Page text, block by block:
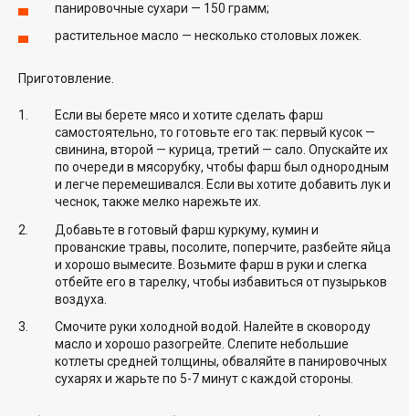
панировочные сухари — 150 грамм;
растительное масло — несколько столовых ложек.
Приготовление.
Если вы берете мясо и хотите сделать фарш
самостоятельно, то готовьте его так: первый кусок —
свинина, второй — курица, третий — сало. Опускайте их
по очереди в мясорубку, чтобы фарш был однородным
и легче перемешивался. Если вы хотите добавить лук и
чеснок, также мелко нарежьте их.
Добавьте в готовый фарш куркуму, кумин и
прованские травы, посолите, поперчите, разбейте яйца
и хорошо вымесите. Возьмите фарш в руки и слегка
отбейте его в тарелку, чтобы избавиться от пузырьков
воздуха.
Смочите руки холодной водой. Налейте в сковороду
масло и хорошо разогрейте. Слепите небольшие
котлеты средней толщины, обваляйте в панировочных
сухарях и жарьте по 5-7 минут с каждой стороны.